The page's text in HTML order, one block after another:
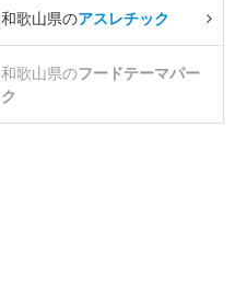
和歌山県のアスレチック
和歌山県のフードテーマパー
ク